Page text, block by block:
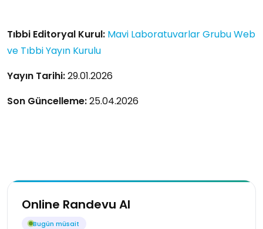
Tıbbi Editoryal Kurul: Mavi Laboratuvarlar Grubu Web
ve Tıbbi Yayın Kurulu
Yayın Tarihi:29.01.2026
Son Güncelleme:25.04.2026
Online Randevu Al
Bugün müsait